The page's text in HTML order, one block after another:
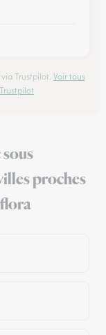
Trustpilot. Voir tous
proches